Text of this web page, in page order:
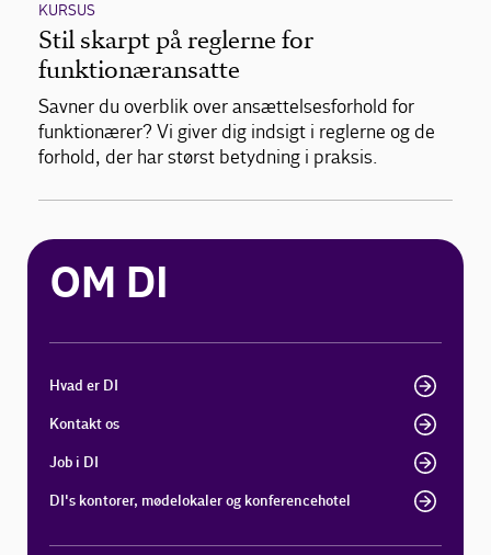
KURSUS
Stil skarpt på reglerne for
funktionæransatte
Savner du overblik over ansættelsesforhold for
funktionærer? Vi giver dig indsigt i reglerne og de
forhold, der har størst betydning i praksis.
OM DI
Hvad er DI
Kontakt os
Job i DI
DI's kontorer, mødelokaler og konferencehotel